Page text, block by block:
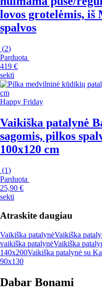
lovos grotelėmis, iš
spalvos
(2)
Parduota
419 €
sekti
Happy Friday
Vaikiška patalynė
sagomis, pilkos
100x120 cm
(1)
Parduota
25,90 €
sekti
Atraskite daugiau
Vaikiška patalynėVaikiška
vaikiška patalynėVaikiška
140x200Vaikiška patalynė su
90x130
Dabar Bonami